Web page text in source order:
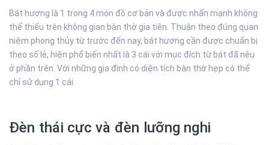
Bát hương là 1 trong 4 món đồ cơ bản và được nhấn mạnh không
thể thiếu trên không gian bàn thờ gia tiên. Thuận theo đúng quan
niệm phong thủy từ trước đến nay, bát hương cần được chuẩn bị
theo số lẻ, hiện phổ biến nhất là 3 cái với mục đích từ bát đã nêu
ở phần trên. Với những gia đình có diện tích bàn thờ hẹp có thể
chỉ sử dụng 1 cái.
Đèn thái cực và đèn lưỡng nghi